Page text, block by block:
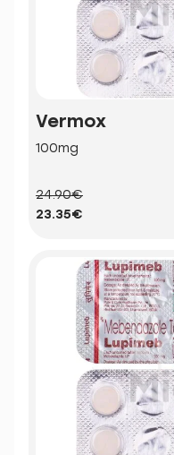
Vermox
100mg
24.90€
23.35€